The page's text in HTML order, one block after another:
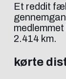
Et reddit
2.414 km.
kørte